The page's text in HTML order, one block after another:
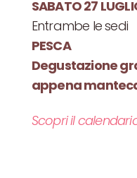
SABATO 27
Entrambe le sedi
PESCA
Degustazione
appena
Scopri il